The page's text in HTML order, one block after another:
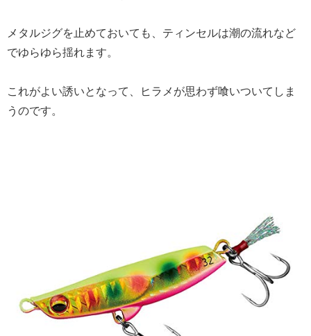
メタルジグを止めておいても、ティンセルは潮の流れなど
でゆらゆら揺れます。
これがよい誘いとなって、ヒラメが思わず喰いついてしま
うのです。